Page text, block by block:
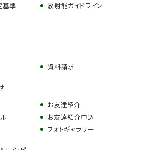
基準
放射能ガイドライン
資料請求
お友達紹介
お友達紹介申込
フォトギャラリー